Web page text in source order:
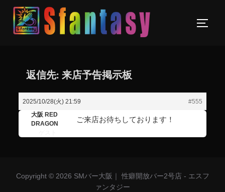
返信先: 来店予告掲示板
2025/10/28(火) 21:59
#555
大阪 RED
DRAGON
ご来店お待ちしております！
Copyright © 2026 SMバー大阪｜ 性癖開放バー2号店 - エスフ
ァンタジー